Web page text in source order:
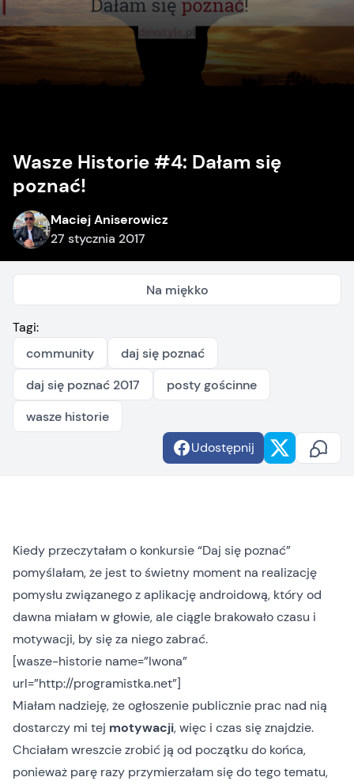
Wasze Historie #4: Dałam się
poznać!
Maciej Aniserowicz
27 stycznia 2017
Na miękko
Tagi:
community
daj się poznać
daj się poznać 2017
posty gościnne
wasze historie
Udostępnij
Kiedy przeczytałam o konkursie “Daj się poznać”
pomyślałam, że jest to świetny moment na realizację
pomysłu związanego z aplikację androidową, który od
dawna miałam w głowie, ale ciągle brakowało czasu i
motywacji, by się za niego zabrać.
[wasze-historie name=”Iwona”
url=”http://programistka.net”]
Miałam nadzieję, że ogłoszenie publicznie prac nad nią
dostarczy mi tej motywacji, więc i czas się znajdzie.
Chciałam wreszcie zrobić ją od początku do końca,
ponieważ parę razy przymierzałam się do tego tematu,